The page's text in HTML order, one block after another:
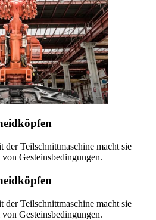
der Teilschnittmaschine macht sie
Gesteinsbedingungen.
der Teilschnittmaschine macht sie
Gesteinsbedingungen.